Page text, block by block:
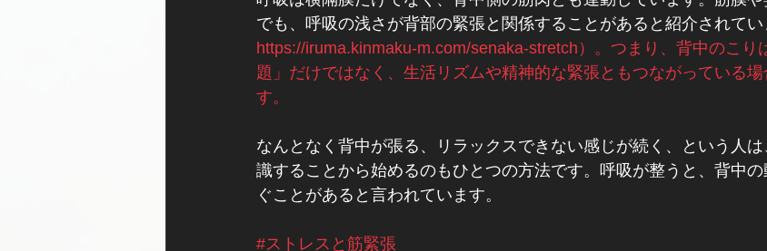
でも、呼吸の浅さが背部の緊張と関係することがあると紹介されてい
https://iruma.kinmaku-m.com/senaka-stretch）。つまり、背中のこり
題」だけではなく、生活リズムや精神的な緊張ともつながっている
す。
なんとなく背中が張る、リラックスできない感じが続く、という人
識することから始めるのもひとつの方法です。呼吸が整うと、背中
ぐことがあると言われています。
#ストレスと筋緊張